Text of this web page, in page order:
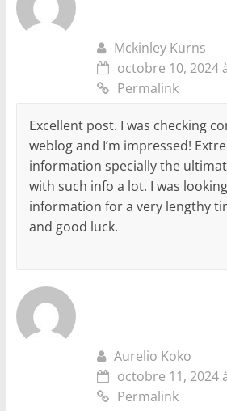
Mckinley Kurns
octobre 10, 2024
Permalink
Excellent post. I was checking
weblog and I’m impressed!
information specially the
with such info a lot. I was
information for a very lengthy
and good luck.
Aurelio Koko
octobre 11, 2024
Permalink